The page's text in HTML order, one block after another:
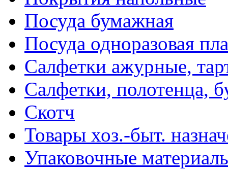
Посуда бумажная
Посуда одноразовая
Салфетки ажурные,
Салфетки, полотенца,
Скотч
Товары хоз.-быт.
Упаковочные